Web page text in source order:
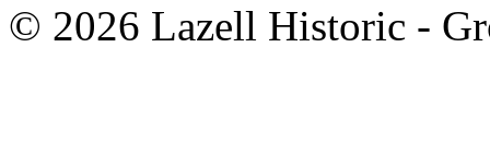
© 2026 Lazell Historic -